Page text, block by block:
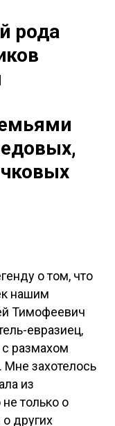
рода
о том, что
нашим
Тимофеевич
евразиец,
размахом
Мне захотелось
из
только о
других